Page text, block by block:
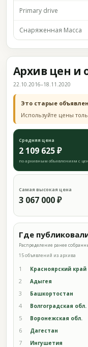
Primary drive
Снаряженная Масса
Архив цен и
22.10.2016–18.11.2020
Это старые
Используйте цены
Средняя цена
2 109 625 ₽
по архивным объявлениям с
Самая высокая цена
3 067 000 ₽
Где
Распределение ранее
15 объявлений из архива
1 Красноярский край
2 Адыгея
3 Башкортостан
4 Волгоградская обл.
5 Воронежская обл.
6 Дагестан
7 Ингушетия